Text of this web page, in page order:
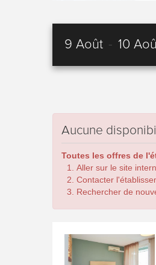
9 Août - 10
Aucune
Toutes les offres de
Aller sur le site
Contacter
Rechercher de